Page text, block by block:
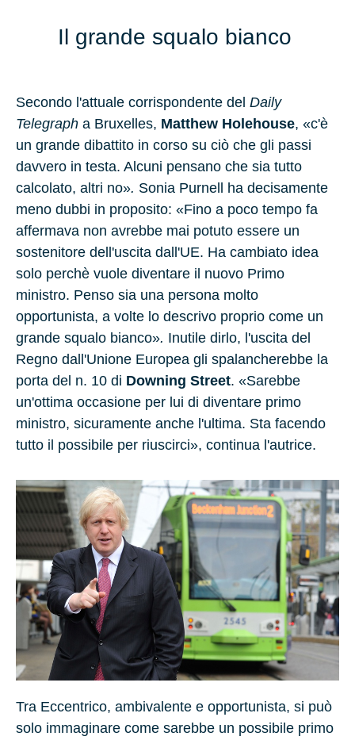
Il grande squalo bianco
Secondo l'attuale corrispondente del Daily
Telegraph a Bruxelles, Matthew Holehouse, «c'è
un grande dibattito in corso su ciò che gli passi
davvero in testa. Alcuni pensano che sia tutto
calcolato, altri no». Sonia Purnell ha decisamente
meno dubbi in proposito: «Fino a poco tempo fa
affermava non avrebbe mai potuto essere un
sostenitore dell'uscita dall'UE. Ha cambiato idea
solo perchè vuole diventare il nuovo Primo
ministro. Penso sia una persona molto
opportunista, a volte lo descrivo proprio come un
grande squalo bianco». Inutile dirlo, l'uscita del
Regno dall'Unione Europea gli spalancherebbe la
porta del n. 10 di Downing Street. «Sarebbe
un'ottima occasione per lui di diventare primo
ministro, sicuramente anche l'ultima. Sta facendo
tutto il possibile per riuscirci», continua l'autrice.
Tra Eccentrico, ambivalente e opportunista, si può
solo immaginare come sarebbe un possibile primo